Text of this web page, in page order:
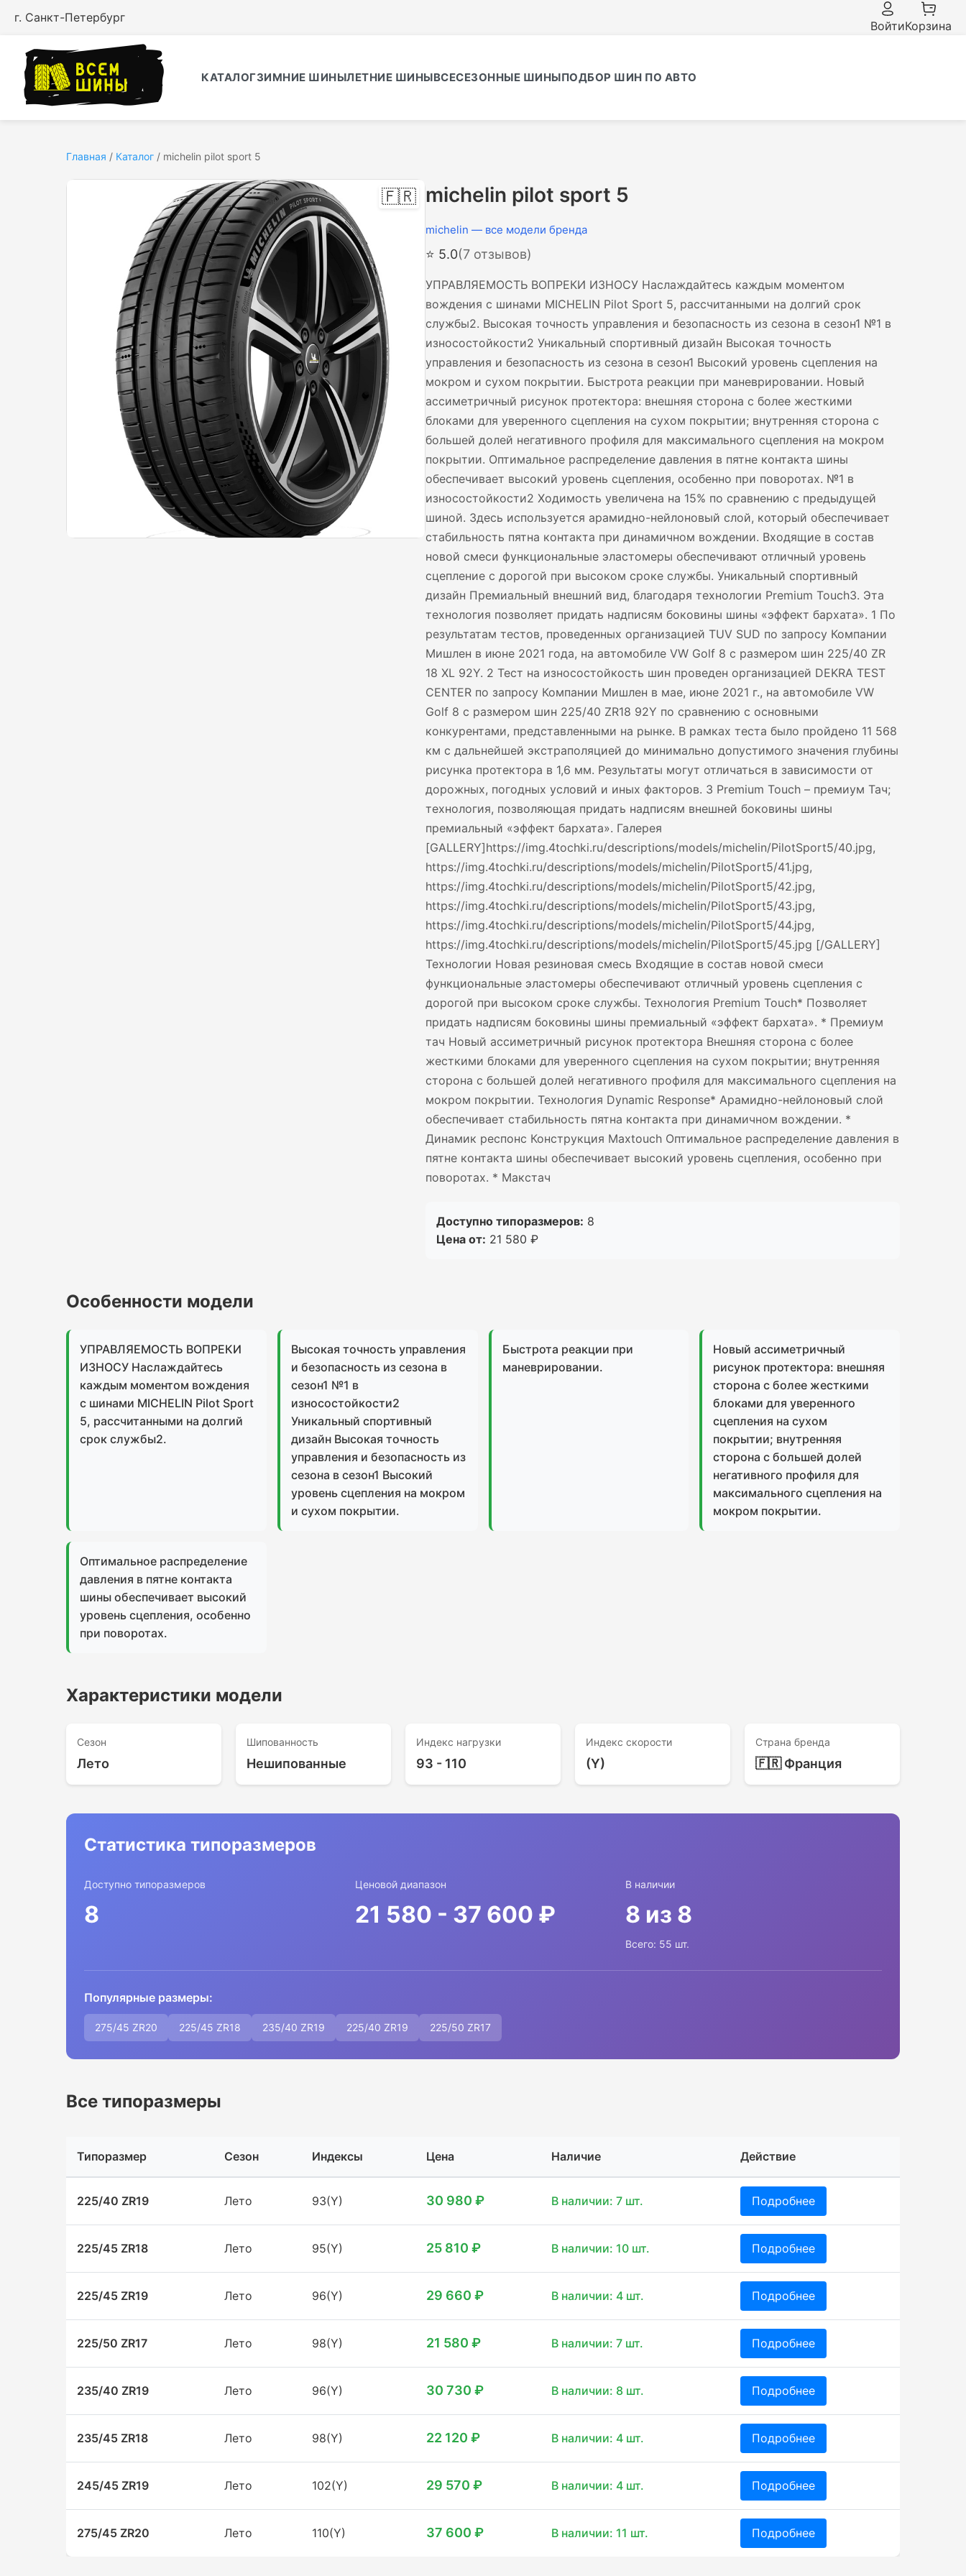
г. Санкт-Петербург
ВойтиКорзина
КАТАЛОГЗИМНИЕ ШИНЫЛЕТНИЕ ШИНЫВСЕСЕЗОННЫЕ ШИНЫПОДБОР ШИН ПО АВТО
Главная / Каталог / michelin pilot sport 5
🇫🇷 michelin pilot sport 5
michelin — все модели бренда
⭐ 5.0(7 отзывов)
УПРАВЛЯЕМОСТЬ ВОПРЕКИ ИЗНОСУ Наслаждайтесь каждым моментом
вождения с шинами MICHELIN Pilot Sport 5, рассчитанными на долгий срок
службы2. Высокая точность управления и безопасность из сезона в сезон1 №1 в
износостойкости2 Уникальный спортивный дизайн Высокая точность
управления и безопасность из сезона в сезон1 Высокий уровень сцепления на
мокром и сухом покрытии. Быстрота реакции при маневрировании. Новый
ассиметричный рисунок протектора: внешняя сторона с более жесткими
блоками для уверенного сцепления на сухом покрытии; внутренняя сторона с
большей долей негативного профиля для максимального сцепления на мокром
покрытии. Оптимальное распределение давления в пятне контакта шины
обеспечивает высокий уровень сцепления, особенно при поворотах. №1 в
износостойкости2 Ходимость увеличена на 15% по сравнению с предыдущей
шиной. Здесь используется арамидно-нейлоновый слой, который обеспечивает
стабильность пятна контакта при динамичном вождении. Входящие в состав
новой смеси функциональные эластомеры обеспечивают отличный уровень
сцепление с дорогой при высоком сроке службы. Уникальный спортивный
дизайн Премиальный внешний вид, благодаря технологии Premium Touch3. Эта
технология позволяет придать надписям боковины шины «эффект бархата». 1 По
результатам тестов, проведенных организацией TUV SUD по запросу Компании
Мишлен в июне 2021 года, на автомобиле VW Golf 8 c размером шин 225/40 ZR
18 XL 92Y. 2 Тест на износостойкость шин проведен организацией DEKRA TEST
CENTER по запросу Компании Мишлен в мае, июне 2021 г., на автомобиле VW
Golf 8 с размером шин 225/40 ZR18 92Y по сравнению с основными
конкурентами, представленными на рынке. В рамках теста было пройдено 11 568
км с дальнейшей экстраполяцией до минимально допустимого значения глубины
рисунка протектора в 1,6 мм. Результаты могут отличаться в зависимости от
дорожных, погодных условий и иных факторов. 3 Premium Touch – премиум Тач;
технология, позволяющая придать надписям внешней боковины шины
премиальный «эффект бархата». Галерея
[GALLERY]https://img.4tochki.ru/descriptions/models/michelin/PilotSport5/40.jpg,
https://img.4tochki.ru/descriptions/models/michelin/PilotSport5/41.jpg,
https://img.4tochki.ru/descriptions/models/michelin/PilotSport5/42.jpg,
https://img.4tochki.ru/descriptions/models/michelin/PilotSport5/43.jpg,
https://img.4tochki.ru/descriptions/models/michelin/PilotSport5/44.jpg,
https://img.4tochki.ru/descriptions/models/michelin/PilotSport5/45.jpg [/GALLERY]
Технологии Новая резиновая смесь Входящие в состав новой смеси
функциональные эластомеры обеспечивают отличный уровень сцепления с
дорогой при высоком сроке службы. Технология Premium Touch* Позволяет
придать надписям боковины шины премиальный «эффект бархата». * Премиум
тач Новый ассиметричный рисунок протектора Внешняя сторона с более
жесткими блоками для уверенного сцепления на сухом покрытии; внутренняя
сторона с большей долей негативного профиля для максимального сцепления на
мокром покрытии. Технология Dynamic Response* Арамидно-нейлоновый слой
обеспечивает стабильность пятна контакта при динамичном вождении. *
Динамик респонс Конструкция Maxtouch Оптимальное распределение давления в
пятне контакта шины обеспечивает высокий уровень сцепления, особенно при
поворотах. * Макстач
Доступно типоразмеров: 8
Цена от: 21 580 ₽
Особенности модели
УПРАВЛЯЕМОСТЬ ВОПРЕКИ
ИЗНОСУ Наслаждайтесь
каждым моментом вождения
с шинами MICHELIN Pilot Sport
5, рассчитанными на долгий
срок службы2.
Высокая точность управления
и безопасность из сезона в
сезон1 №1 в
износостойкости2
Уникальный спортивный
дизайн Высокая точность
управления и безопасность из
сезона в сезон1 Высокий
уровень сцепления на мокром
и сухом покрытии.
Быстрота реакции при
маневрировании.
Новый ассиметричный
рисунок протектора: внешняя
сторона с более жесткими
блоками для уверенного
сцепления на сухом
покрытии; внутренняя
сторона с большей долей
негативного профиля для
максимального сцепления на
мокром покрытии.
Оптимальное распределение
давления в пятне контакта
шины обеспечивает высокий
уровень сцепления, особенно
при поворотах.
Характеристики модели
Сезон
Лето
Шипованность
Нешипованные
Индекс нагрузки
93 - 110
Индекс скорости
(Y)
Страна бренда
🇫🇷 Франция
Статистика типоразмеров
Доступно типоразмеров
8
Ценовой диапазон
21 580 - 37 600 ₽
В наличии
8 из 8
Всего: 55 шт.
Популярные размеры:
275/45 ZR20 225/45 ZR18 235/40 ZR19 225/40 ZR19 225/50 ZR17
Все типоразмеры
Типоразмер Сезон Индексы Цена Наличие Действие
225/40 ZR19 Лето 93(Y) 30 980 ₽ В наличии: 7 шт. Подробнее
225/45 ZR18 Лето 95(Y) 25 810 ₽ В наличии: 10 шт. Подробнее
225/45 ZR19 Лето 96(Y) 29 660 ₽ В наличии: 4 шт. Подробнее
225/50 ZR17 Лето 98(Y) 21 580 ₽ В наличии: 7 шт. Подробнее
235/40 ZR19 Лето 96(Y) 30 730 ₽ В наличии: 8 шт. Подробнее
235/45 ZR18 Лето 98(Y) 22 120 ₽ В наличии: 4 шт. Подробнее
245/45 ZR19 Лето 102(Y) 29 570 ₽ В наличии: 4 шт. Подробнее
275/45 ZR20 Лето 110(Y) 37 600 ₽ В наличии: 11 шт. Подробнее